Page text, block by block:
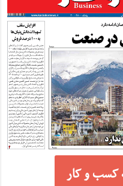
کسب و کار